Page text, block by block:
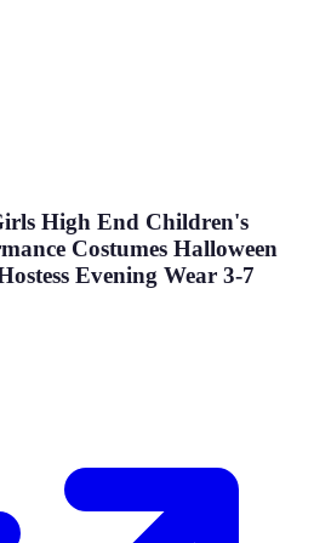
High End Children's
Costumes Halloween
Evening Wear 3-7